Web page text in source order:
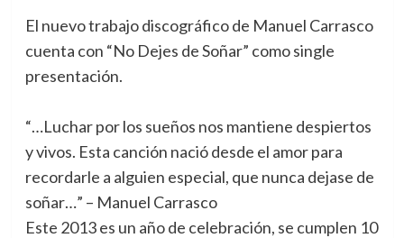
El nuevo trabajo discográfico de Manuel Carrasco
cuenta con “No Dejes de Soñar” como single
presentación.
“…Luchar por los sueños nos mantiene despiertos
y vivos. Esta canción nació desde el amor para
recordarle a alguien especial, que nunca dejase de
soñar…” – Manuel Carrasco
Este 2013 es un año de celebración, se cumplen 10